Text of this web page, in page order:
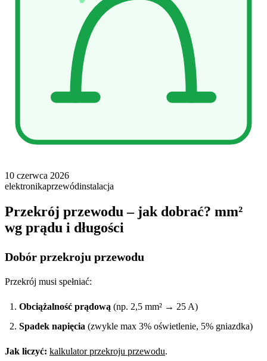
10 czerwca 2026
elektronikaprzewódinstalacja
Przekrój przewodu – jak dobrać? mm²
wg prądu i długości
Dobór przekroju przewodu
Przekrój musi spełniać:
Obciążalność prądową (np. 2,5 mm² → 25 A)
Spadek napięcia (zwykle max 3% oświetlenie, 5% gniazdka)
Jak liczyć: kalkulator przekroju przewodu.